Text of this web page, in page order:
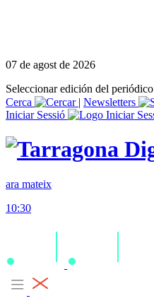
07 de agost de 2026
Seleccionar edición del periódico
Cerca
| Newsletters
Iniciar Sessió
ara mateix
10:30